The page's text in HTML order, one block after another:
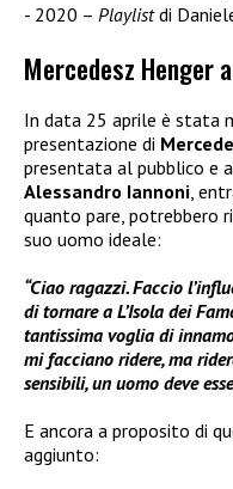
2020 – Playlistdi
Mercedesz Henger
In data 25 aprile è stata
presentazione di
presentata al pubblico e
Alessandro Iannoni,
quanto pare, potrebbero
suo uomo ideale:
“Ciao ragazzi. Faccio
di tornare a L’Isola dei
tantissima voglia di
mi facciano ridere, ma
sensibili, un uomo deve
E ancora a proposito di
aggiunto: